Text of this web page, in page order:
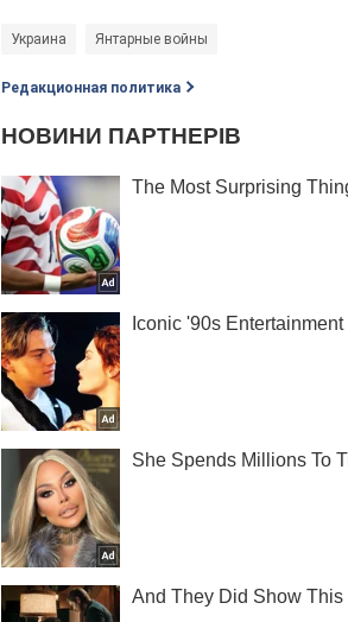
Украина Янтарные войны
Редакционная политика